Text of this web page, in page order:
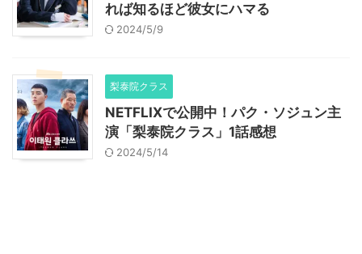
れば知るほど彼女にハマる
2024/5/9
梨泰院クラス
NETFLIXで公開中！パク・ソジュン主
演「梨泰院クラス」1話感想
2024/5/14